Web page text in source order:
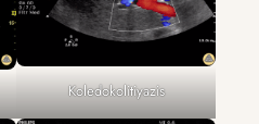
Koledokolitiyazis